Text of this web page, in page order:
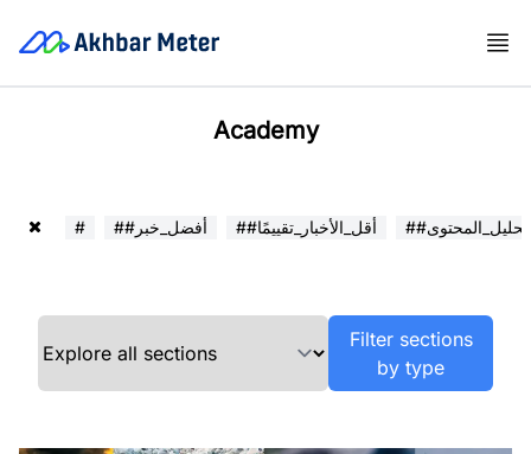
Academy
# ##أفضل_خبر ##أقل_الأخبار_تقييمًا ##تحليل_المحتوى
Filter sections
by type